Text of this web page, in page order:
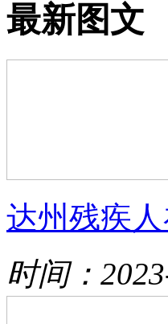
最新图文
达州残疾
时间：